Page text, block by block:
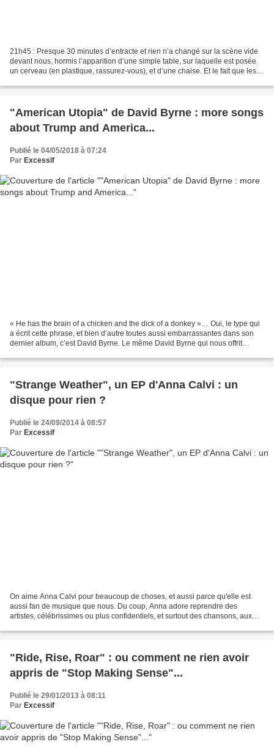
21h45 : Presque 30 minutes d’entracte et rien n’a changé sur la scène vide
devant nous, hormis l’apparition d’une simple table, sur laquelle est posée
un cerveau (en plastique, rassurez-vous), et d’une chaise. Et le fait que les
"American Utopia" de David Byrne : more songs
about Trump and America...
Publié le 04/05/2018 à 07:24
Par Excessif
« He has the brain of a chicken and the dick of a donkey »… Oui, le type qui
a écrit cette phrase, et bien d’autre toutes aussi embarrassantes dans son
dernier album, c’est David Byrne. Le même David Byrne qui nous offrit
"Strange Weather", un EP d'Anna Calvi : un
disque pour rien ?
Publié le 24/09/2014 à 08:57
Par Excessif
On aime Anna Calvi pour beaucoup de choses, et aussi parce qu'elle est
aussi fan de musique que nous. Du coup, Anna adore reprendre des
artistes, célébrissimes ou plus confidentiels, et surtout des chansons, aux
"Ride, Rise, Roar" : ou comment ne rien avoir
appris de "Stop Making Sense"...
Publié le 29/01/2013 à 08:11
Par Excessif